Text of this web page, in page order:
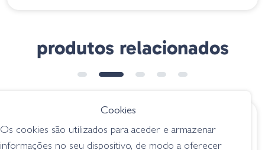
produtos relacionados
€ 8.95
Hart Caixa M5300A
Deps Original Tackle
Cookies
Os cookies são utilizados para aceder e armazenar
informações no seu dispositivo, de modo a oferecer